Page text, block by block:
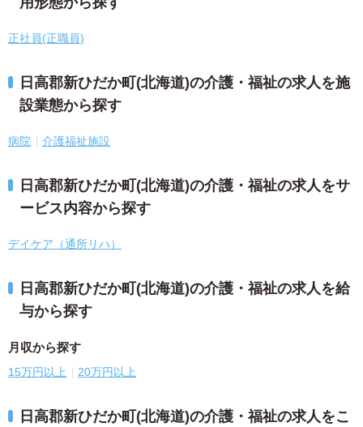
正社員(正職員)
日高郡新ひだか町(北海道)の介護・福祉の求人を施
設業態から探す
病院 介護福祉施設
日高郡新ひだか町(北海道)の介護・福祉の求人をサ
ービス内容から探す
デイケア（通所リハ）
日高郡新ひだか町(北海道)の介護・福祉の求人を給
与から探す
月収から探す
15万円以上 20万円以上
日高郡新ひだか町(北海道)の介護・福祉の求人をこ